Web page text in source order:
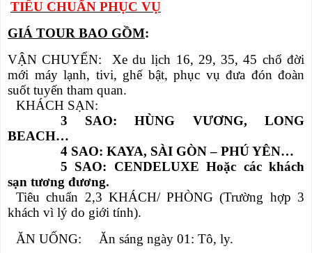
TIÊU CHUẨN PHỤC VỤ
GIÁ TOUR BAO GỒM:
VẬN CHUYỂN: Xe du lịch 16, 29, 35, 45 chổ đời
mới máy lạnh, tivi, ghế bật, phục vụ đưa đón đoàn
suốt tuyến tham quan.
KHÁCH SẠN:
3 SAO: HÙNG VƯƠNG, LONG
BEACH…
4 SAO: KAYA, SÀI GÒN – PHÚ YÊN…
5 SAO: CENDELUXE Hoặc các khách
sạn tương đương.
Tiêu chuẩn 2,3 KHÁCH/ PHÒNG (Trường hợp 3
khách vì lý do giới tính).
ĂN UỐNG: Ăn sáng ngày 01: Tô, ly.